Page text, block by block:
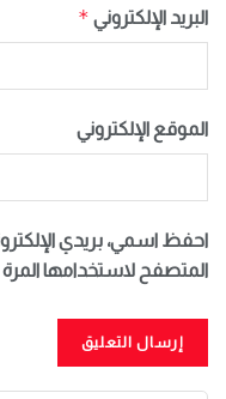
البريد الإلكتروني *
الموقع الإلكتروني
احفظ اسمي، بريدي
المتصفح لاستخدامها